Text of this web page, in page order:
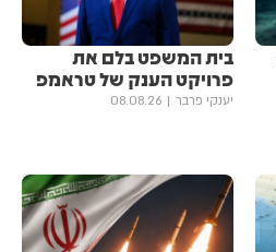
בית המשפט בלם את
פרויקט הענק של טראמפ
יענקי פרבר 08.08.26